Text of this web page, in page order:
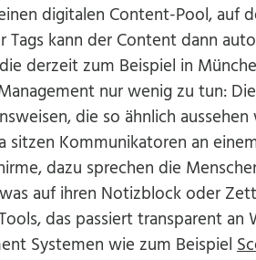
digitalen Content-Pool, auf
kann der Content dann
derzeit zum Beispiel in
nur wenig zu tun: Die
die so ähnlich
sitzen Kommunikatoren an
dazu sprechen die
auf ihren Notizblock oder
das passiert transparent an
Systemen wie zum Beispiel